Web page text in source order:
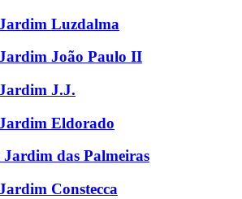
Luzdalma
João Paulo II
J.J.
Eldorado
Jardim das Palmeiras
Constecca